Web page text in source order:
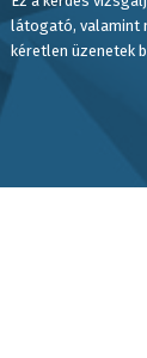
látogató, valamint
kéretlen üzenetek